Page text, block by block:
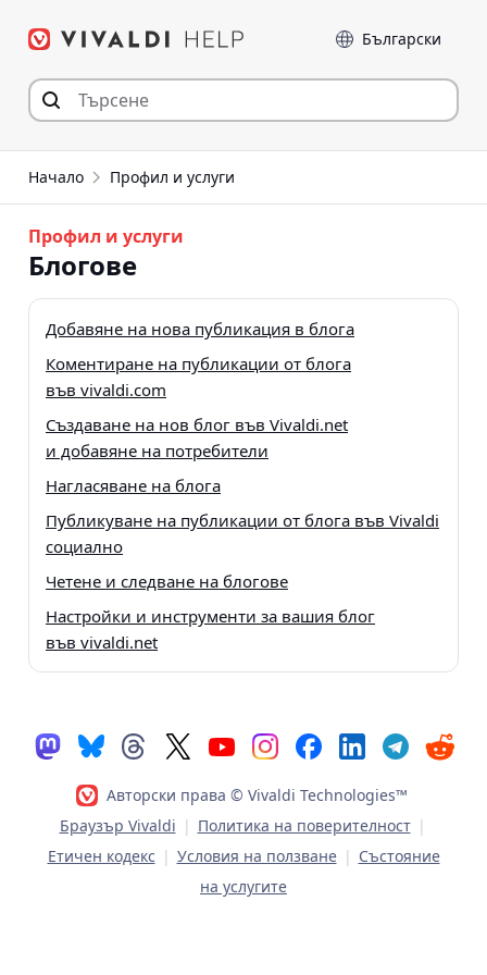
към съдържанието
Език
Начало Профил и услуги
Профил и услуги
Блогове
Добавяне на нова публикация в блога
Коментиране на публикации от блога
във vivaldi.com
Създаване на нов блог във Vivaldi.net
и добавяне на потребители
Нагласяване на блога
Публикуване на публикации от блога във Vivaldi
социално
Четене и следване на блогове
Настройки и инструменти за вашия блог
във vivaldi.net
Авторски права © Vivaldi Technologies™
Браузър Vivaldi | Политика на поверителност |
Етичен кодекс | Условия на ползване | Състояние
на услугите